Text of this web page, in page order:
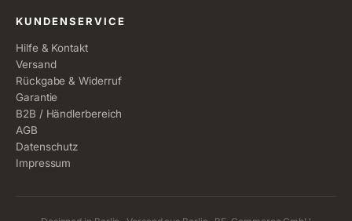
KUNDENSERVICE
Hilfe & Kontakt
Versand
Rückgabe & Widerruf
Garantie
B2B / Händlerbereich
AGB
Datenschutz
Impressum